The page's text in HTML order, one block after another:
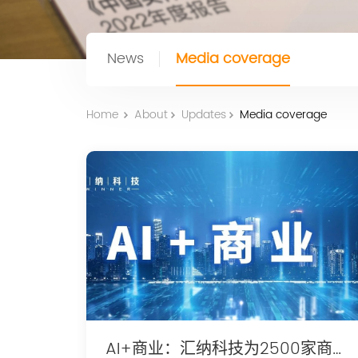
News Media coverage
Home About Updates Media coverage
AI+商业：汇纳科技为2500家商场、1000个品牌提供数智化方案